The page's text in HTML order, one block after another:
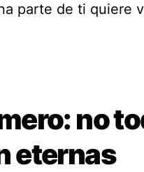
parte de ti quiere
no
eternas